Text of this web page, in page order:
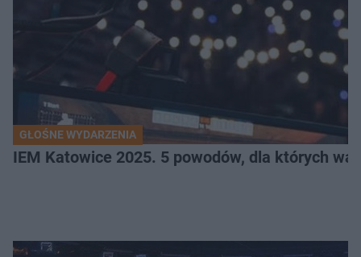
GŁOŚNE WYDARZENIA
IEM Katowice 2025. 5 powodów, dla których